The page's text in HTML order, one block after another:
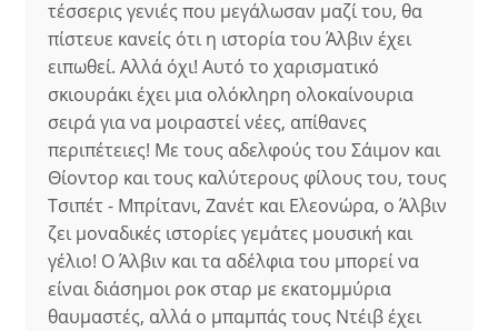
τέσσερις γενιές που μεγάλωσαν μαζί του, θα
πίστευε κανείς ότι η ιστορία του Άλβιν έχει
ειπωθεί. Αλλά όχι! Αυτό το χαρισματικό
σκιουράκι έχει μια ολόκληρη ολοκαίνουρια
σειρά για να μοιραστεί νέες, απίθανες
περιπέτειες! Με τους αδελφούς του Σάιμον και
Θίοντορ και τους καλύτερους φίλους του, τους
Τσιπέτ - Μπρίτανι, Ζανέτ και Ελεονώρα, ο Άλβιν
ζει μοναδικές ιστορίες γεμάτες μουσική και
γέλιο! Ο Άλβιν και τα αδέλφια του μπορεί να
είναι διάσημοι ροκ σταρ με εκατομμύρια
θαυμαστές, αλλά ο μπαμπάς τους Ντέιβ έχει